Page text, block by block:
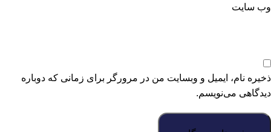
وب‌ سایت
ذخیره نام، ایمیل و وبسایت من در مرورگر برای زمانی که دوباره
دیدگاهی می‌نویسم.